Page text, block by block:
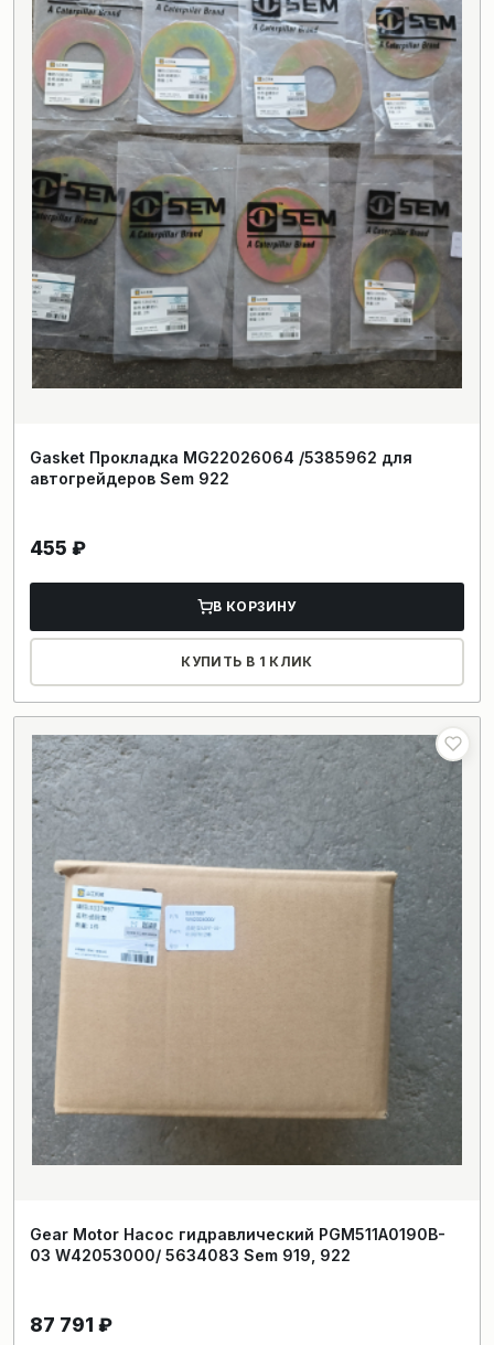
Gasket Прокладка MG22026064 /5385962 для
автогрейдеров Sem 922
455 ₽
В КОРЗИНУ
КУПИТЬ В 1 КЛИК
Gear Motor Насос гидравлический PGM511A0190B-
03 W42053000/ 5634083 Sem 919, 922
87 791 ₽